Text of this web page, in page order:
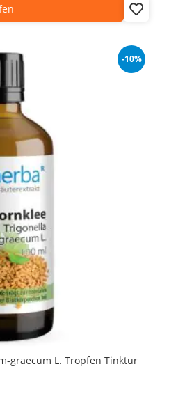
Add
List
-10%
graecum L. Tropfen Tinktur